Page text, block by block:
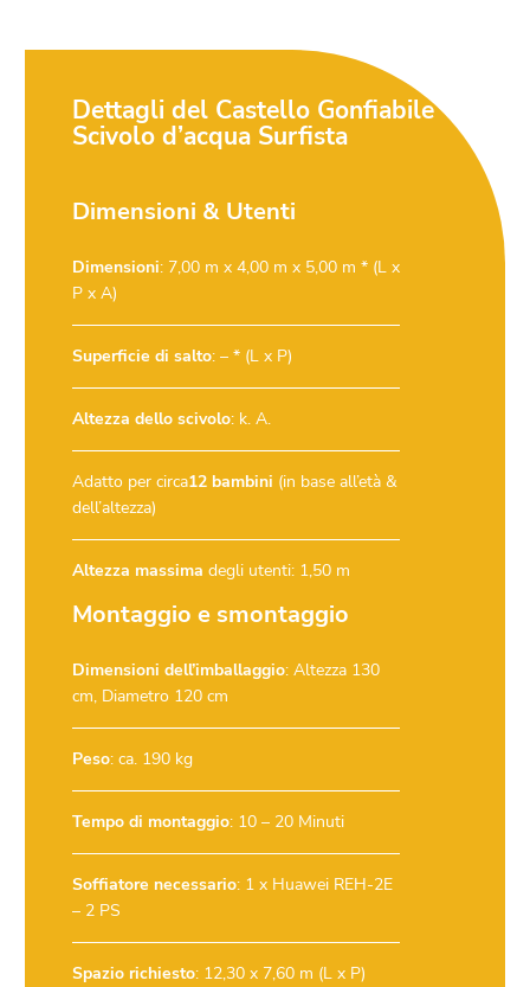
Dettagli del Castello Gonfiabile
Scivolo d’acqua Surfista
Dimensioni & Utenti
Dimensioni: 7,00 m x 4,00 m x 5,00 m * (L x
P x A)
Superficie di salto: – * (L x P)
Altezza dello scivolo: k. A.
Adatto per circa12 bambini (in base all’età &
dell’altezza)
Altezza massima degli utenti: 1,50 m
Montaggio e smontaggio
Dimensioni dell’imballaggio: Altezza 130
cm, Diametro 120 cm
Peso: ca. 190 kg
Tempo di montaggio: 10 – 20 Minuti
Soffiatore necessario: 1 x Huawei REH-2E
– 2 PS
Spazio richiesto: 12,30 x 7,60 m (L x P)